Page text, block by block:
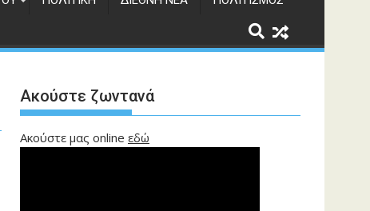
Ακούστε ζωντανά
Ακούστε μας online εδώ